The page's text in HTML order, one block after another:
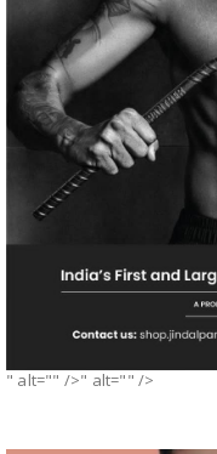
" alt="" />" alt="" />